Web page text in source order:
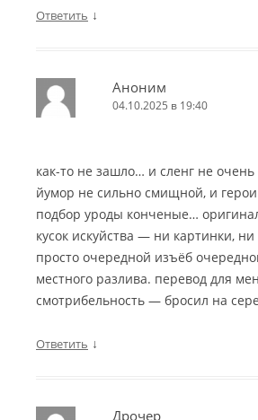
Ответить ↓
Аноним
04.10.2025 в 19:40
как-то не зашло… и сленг не
йумор не сильно смищной, и герои
подбор уроды конченые…
кусок искуйства — ни картинки,
просто очередной изъёб
местного разлива. перевод для
смотрибельность — бросил на
Ответить ↓
Дрочер